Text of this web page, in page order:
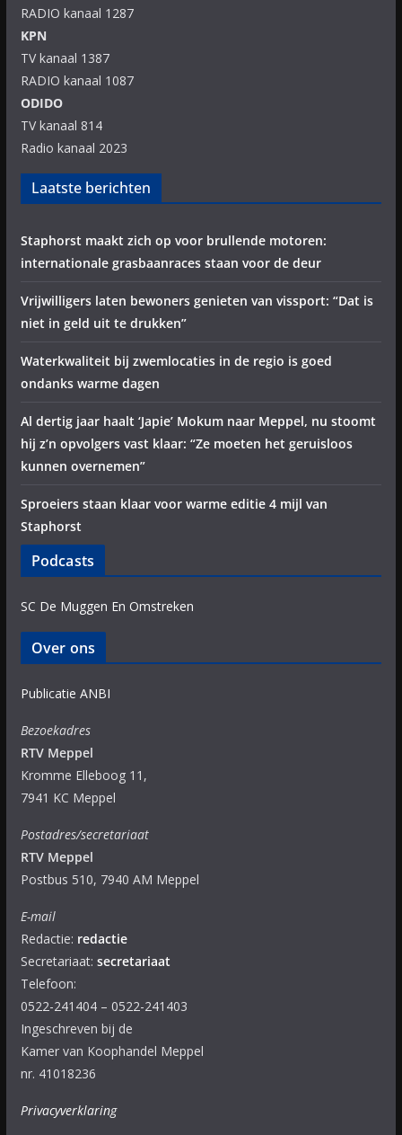
RADIO kanaal 1287
KPN
TV kanaal 1387
RADIO kanaal 1087
ODIDO
TV kanaal 814
Radio kanaal 2023
Laatste berichten
Staphorst maakt zich op voor brullende motoren:
internationale grasbaanraces staan voor de deur
Vrijwilligers laten bewoners genieten van vissport: “Dat is
niet in geld uit te drukken”
Waterkwaliteit bij zwemlocaties in de regio is goed
ondanks warme dagen
Al dertig jaar haalt ‘Japie’ Mokum naar Meppel, nu stoomt
hij z’n opvolgers vast klaar: “Ze moeten het geruisloos
kunnen overnemen”
Sproeiers staan klaar voor warme editie 4 mijl van
Staphorst
Podcasts
SC De Muggen En Omstreken
Over ons
Publicatie ANBI
Bezoekadres
RTV Meppel
Kromme Elleboog 11,
7941 KC Meppel
Postadres/secretariaat
RTV Meppel
Postbus 510, 7940 AM Meppel
E-mail
Redactie: redactie
Secretariaat: secretariaat
Telefoon:
0522-241404 – 0522-241403
Ingeschreven bij de
Kamer van Koophandel Meppel
nr. 41018236
Privacyverklaring